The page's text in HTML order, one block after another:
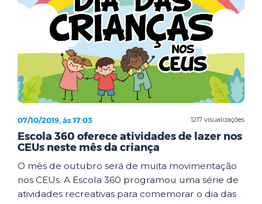
1217 visualizações
07/10/2019, às 17:03
Escola 360 oferece atividades de lazer nos
CEUs neste mês da criança
O mês de outubro será de muita movimentação
nos CEUs. A Escola 360 programou uma série de
atividades recreativas para comemorar o dia das